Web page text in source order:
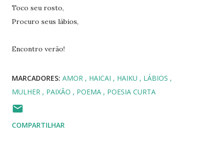
Toco seu rosto,
Procuro seus lábios,
Encontro verão!
MARCADORES: AMOR HAICAI HAIKU
LÁBIOS
MULHER
PAIXÃO POEMA POESIA CURTA
COMPARTILHAR